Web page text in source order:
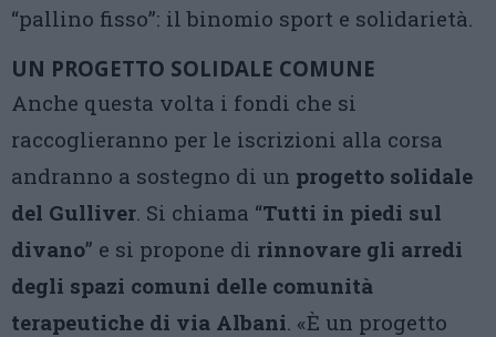
“pallino fisso”: il binomio sport e solidarietà.
UN PROGETTO SOLIDALE COMUNE
Anche questa volta i fondi che si
raccoglieranno per le iscrizioni alla corsa
andranno a sostegno di un progetto solidale
del Gulliver. Si chiama “Tutti in piedi sul
divano” e si propone di rinnovare gli arredi
degli spazi comuni delle comunità
terapeutiche di via Albani. «È un progetto